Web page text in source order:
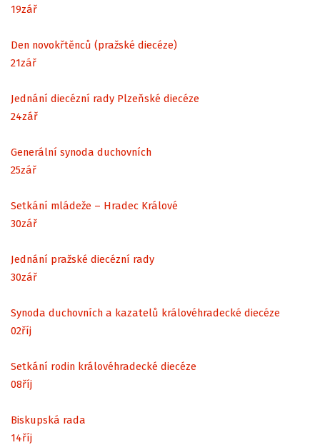
19zář
Den novokřtěnců (pražské diecéze)
21zář
Jednání diecézní rady Plzeňské diecéze
24zář
Generální synoda duchovních
25zář
Setkání mládeže – Hradec Králové
30zář
Jednání pražské diecézní rady
30zář
Synoda duchovních a kazatelů královéhradecké diecéze
02říj
Setkání rodin královéhradecké diecéze
08říj
Biskupská rada
14říj